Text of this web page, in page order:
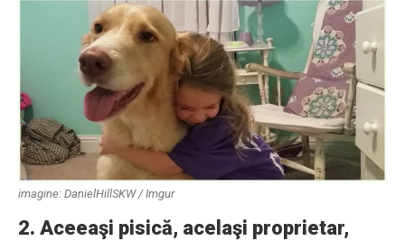
imagine: DanielHillSKW / Imgur
2. Aceeaşi pisică, acelaşi proprietar,